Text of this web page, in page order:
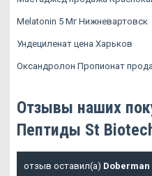
Melatonin 5 Мг Нижневартовск
Ундециленат цена Харьков
Оксандролон Пропионат
Отзывы наших
Пептиды St
отзыв оставил(а) Doberman